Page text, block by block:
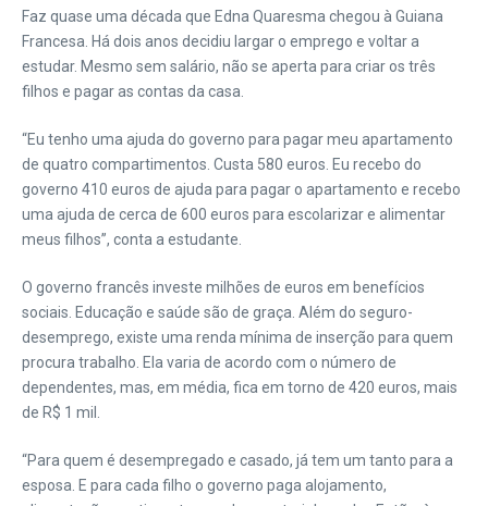
Faz quase uma década que Edna Quaresma chegou à Guiana
Francesa. Há dois anos decidiu largar o emprego e voltar a
estudar. Mesmo sem salário, não se aperta para criar os três
filhos e pagar as contas da casa.
“Eu tenho uma ajuda do governo para pagar meu apartamento
de quatro compartimentos. Custa 580 euros. Eu recebo do
governo 410 euros de ajuda para pagar o apartamento e recebo
uma ajuda de cerca de 600 euros para escolarizar e alimentar
meus filhos”, conta a estudante.
O governo francês investe milhões de euros em benefícios
sociais. Educação e saúde são de graça. Além do seguro-
desemprego, existe uma renda mínima de inserção para quem
procura trabalho. Ela varia de acordo com o número de
dependentes, mas, em média, fica em torno de 420 euros, mais
de R$ 1 mil.
“Para quem é desempregado e casado, já tem um tanto para a
esposa. E para cada filho o governo paga alojamento,